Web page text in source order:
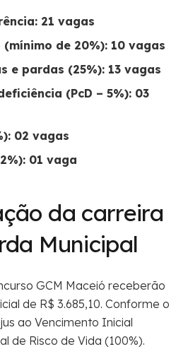
21 vagas
de 20%): 10 vagas
e pardas (25%): 13 vagas
(PcD – 5%): 03
02 vagas
01 vaga
da carreira
Municipal
GCM Maceió receberão
de R$ 3.685,10. Conforme o
ao Vencimento Inicial
de Risco de Vida (100%).